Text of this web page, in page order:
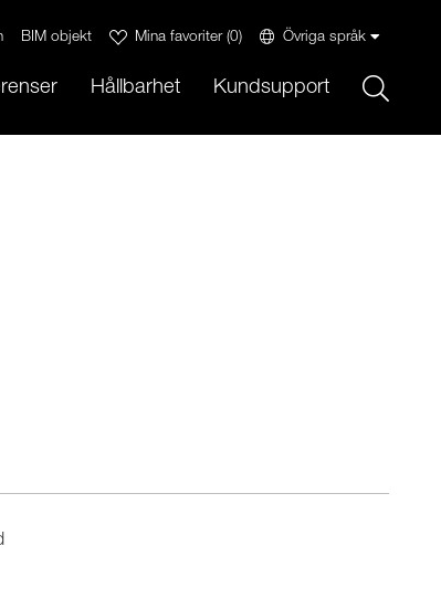
BIM objekt Mina favoriter(0) Övriga språk
Hållbarhet Kundsupport